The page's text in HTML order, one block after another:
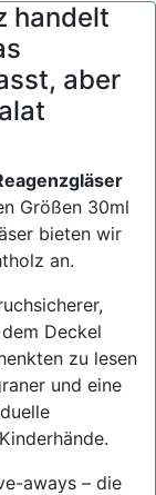
handelt
aber
Größen 30ml
bieten wir
an.
Deckel
zu lesen
und eine
aways – die